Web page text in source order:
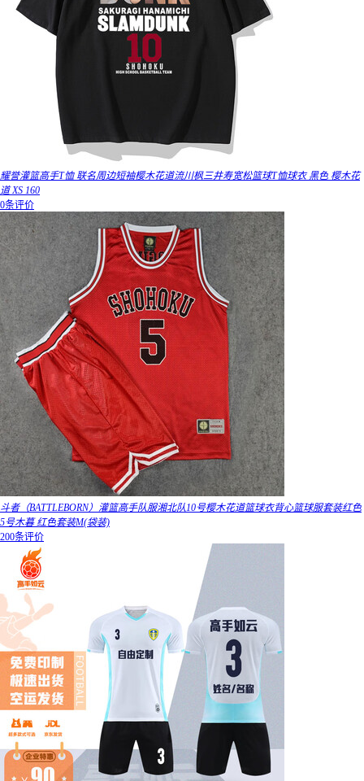
耀誉灌篮高手T恤 联名周边短袖樱木花道流川枫三井寿宽松篮球T恤球衣 黑色 樱木花
道 XS 160
0条评价
斗者（BATTLEBORN）灌篮高手队服湘北队10号樱木花道篮球衣背心篮球服套装红色
5号木暮 红色套装M(袋装)
200条评价